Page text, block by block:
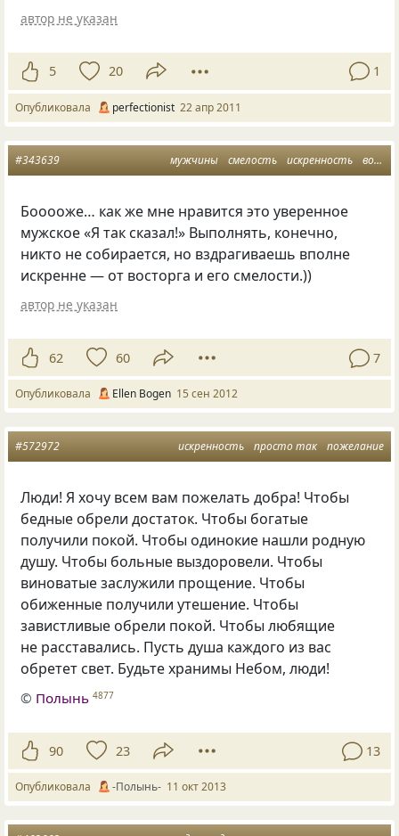
автор не указан
5 20 1
Опубликовала perfectionist 22 апр 2011
мужчины смелость искренность восторг
#343639
Бооооже… как же мне нравится это уверенное
мужское«Я так сказал!» Выполнять, конечно,
никто не собирается, но вздрагиваешь вполне
искренне — от восторга и его смелости.))
автор не указан
62 60 7
Опубликовала Ellen Bogen 15 сен 2012
искренность просто так пожелание
#572972
Люди! Я хочу всем вам пожелать добра! Чтобы
бедные обрели достаток. Чтобы богатые
получили покой. Чтобы одинокие нашли родную
душу. Чтобы больные выздоровели. Чтобы
виноватые заслужили прощение. Чтобы
обиженные получили утешение. Чтобы
завистливые обрели покой. Чтобы любящие
не расставались. Пусть душа каждого из вас
обретет свет. Будьте хранимы Небом, люди!
© Полынь 4877
90 23 13
Опубликовала -Полынь- 11 окт 2013